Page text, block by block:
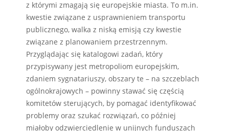
z którymi zmagają się europejskie miasta. To m.in.
kwestie związane z usprawnieniem transportu
publicznego, walka z niską emisją czy kwestie
związane z planowaniem przestrzennym.
Przyglądając się katalogowi zadań, który
przypisywany jest metropoliom europejskim,
zdaniem sygnatariuszy, obszary te – na szczeblach
ogólnokrajowych – powinny stawać się częścią
komitetów sterujących, by pomagać identyfikować
problemy oraz szukać rozwiązań, co później
miałoby odzwierciedlenie w unijnych funduszach